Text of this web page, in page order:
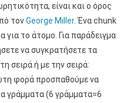
είναι και ο όρος
τονGeorge Miller. Ένα chunk
για το άτομο. Για παράδειγμα
να συγκρατήσετε τα
σειρά ή με την σειρά:
φορά προσπαθούμε να
γράμματα (6 γράμματα=6